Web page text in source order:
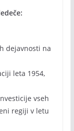
dejavnosti na
leta 1954,
vseh
regiji v letu